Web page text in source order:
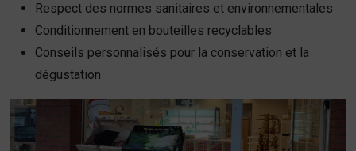
Respect des normes sanitaires et environnementales
Conditionnement en bouteilles recyclables
Conseils personnalisés pour la conservation et la
dégustation